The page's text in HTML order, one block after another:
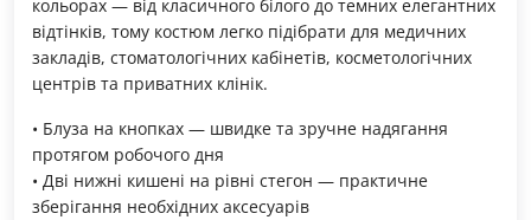
кольорах — від класичного білого до темних елегантних
відтінків, тому костюм легко підібрати для медичних
закладів, стоматологічних кабінетів, косметологічних
центрів та приватних клінік.
• Блуза на кнопках — швидке та зручне надягання
протягом робочого дня
• Дві нижні кишені на рівні стегон — практичне
зберігання необхідних аксесуарів